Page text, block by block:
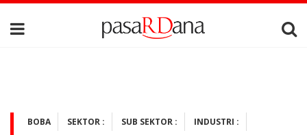
BOBA SEKTOR : SUB SEKTOR :
INDUSTRI :